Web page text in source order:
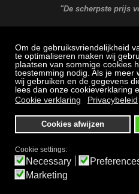
Om de gebruiksvriendelijkheid
te optimaliseren maken wij
plaatsen van sommige cookies
toestemming nodig. Als je meer
wij gebruiken en de gegevens
lees dan onze cookieverklaring
Cookie verklaring
Privacybeleid
Cookies afwijzen
Cookie settings:
Necessary
Marketing
"De scherpste prijs
MAXX
Veel gestelde vragen:
Algemene
Bezichtigen en